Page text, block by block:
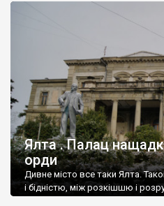
Ялта . Палац
орди
Дивне місто все таки Ялта.
і бідністю, між розкішшю і